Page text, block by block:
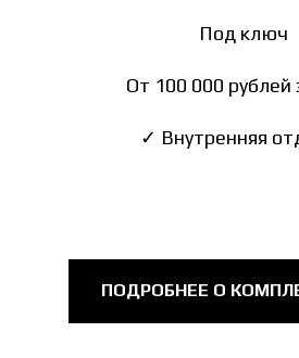
Под ключ
От 100 000 рублей
✓ Внутренняя
ПОДРОБНЕЕ О